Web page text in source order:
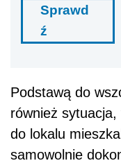
Sprawd
ź
Podstawą do
również sytuacja,
do lokalu
samowolnie